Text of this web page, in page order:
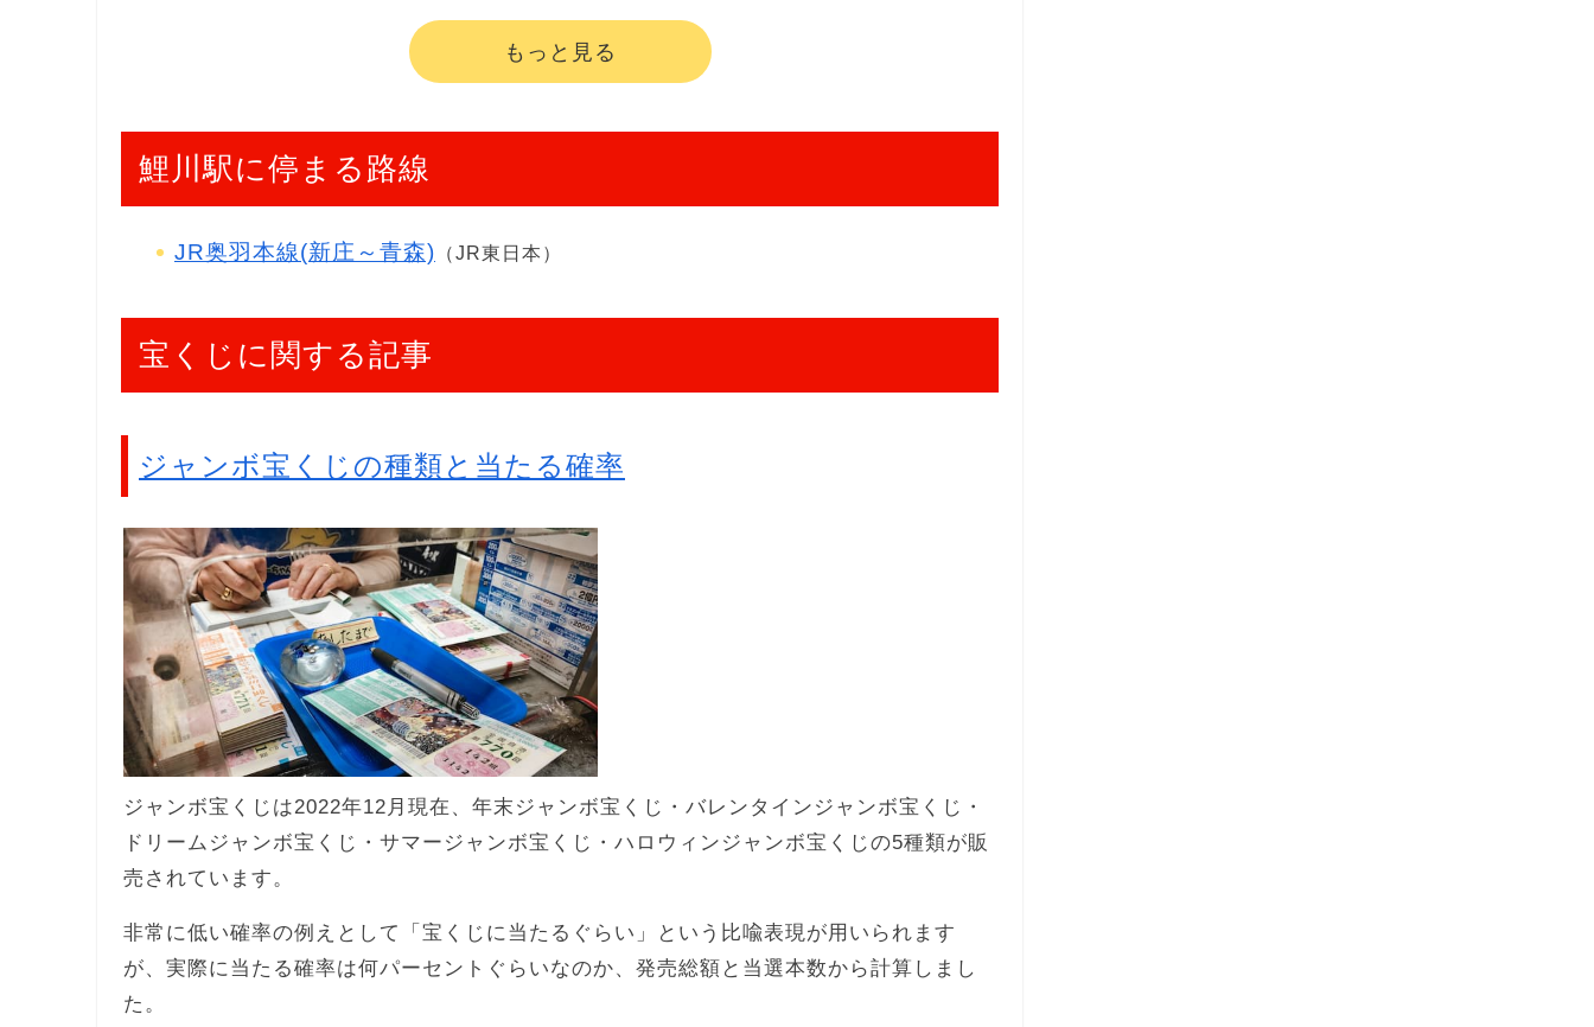
もっと見る
鯉川駅に停まる路線
JR奥羽本線(新庄～青森) （JR東日本）
宝くじに関する記事
ジャンボ宝くじの種類と当たる確率
ジャンボ宝くじは2022年12月現在、年末ジャンボ宝くじ・バレンタインジャンボ宝くじ・
ドリームジャンボ宝くじ・サマージャンボ宝くじ・ハロウィンジャンボ宝くじの5種類が販
売されています。
非常に低い確率の例えとして「宝くじに当たるぐらい」という比喩表現が用いられます
が、実際に当たる確率は何パーセントぐらいなのか、発売総額と当選本数から計算しまし
た。